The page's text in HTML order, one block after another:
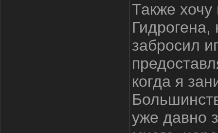
Также
забросил
когда я
уже давно